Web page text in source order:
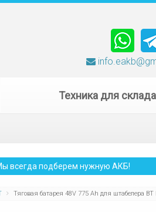
Техника для склада
всегда подберем нужную АКБ!
Тяговая батарея 48V 775 Ah для штабелера BT